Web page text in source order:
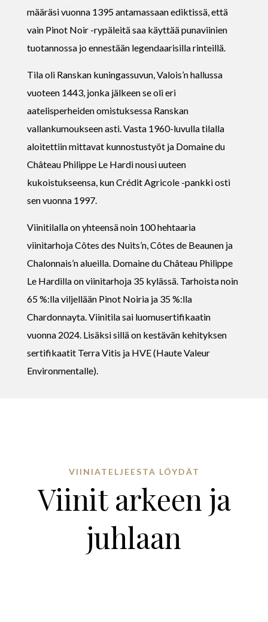
määräsi vuonna 1395 antamassaan ediktissä, että
vain Pinot Noir -rypäleitä saa käyttää punaviinien
tuotannossa jo ennestään legendaarisilla rinteillä.
Tila oli Ranskan kuningassuvun, Valois’n hallussa
vuoteen 1443, jonka jälkeen se oli eri
aatelisperheiden omistuksessa Ranskan
vallankumoukseen asti. Vasta 1960-luvulla tilalla
aloitettiin mittavat kunnostustyöt ja Domaine du
Château Philippe Le Hardi nousi uuteen
kukoistukseensa, kun Crédit Agricole -pankki osti
sen vuonna 1997.
Viinitilalla on yhteensä noin 100 hehtaaria
viinitarhoja Côtes des Nuits’n, Côtes de Beaunen ja
Chalonnais’n alueilla. Domaine du Château Philippe
Le Hardilla on viinitarhoja 35 kylässä. Tarhoista noin
65 %:lla viljellään Pinot Noiria ja 35 %:lla
Chardonnayta. Viinitila sai luomusertifikaatin
vuonna 2024. Lisäksi sillä on kestävän kehityksen
sertifikaatit Terra Vitis ja HVE (Haute Valeur
Environmentalle).
VIINIATELJEESTA LÖYDÄT
Viinit arkeen ja
juhlaan